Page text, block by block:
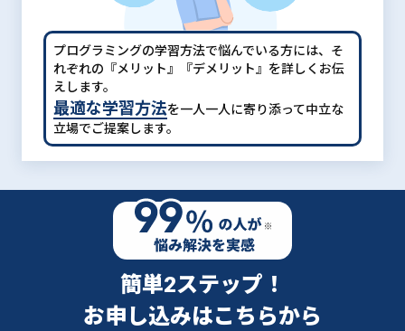
プログラミングの学習方法で悩んでいる方には、 そ
れぞれの『メリット』『デメリット』を詳しくお伝
えします。
最適な学習方法を一人一人に寄り添って中立な
立場でご提案します。
簡単2ステップ！
お申し込みはこちらから